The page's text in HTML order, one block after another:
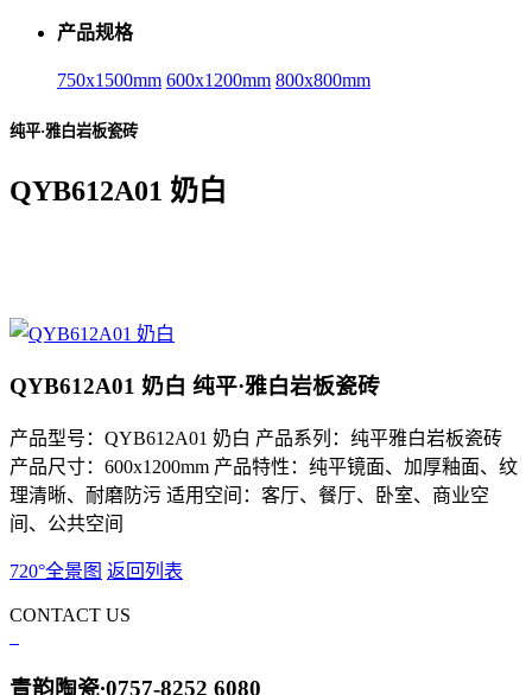
产品规格
750x1500mm 600x1200mm 800x800mm
纯平·雅白岩板瓷砖
QYB612A01 奶白
QYB612A01 奶白 纯平·雅白岩板瓷砖
产品型号：QYB612A01 奶白 产品系列：纯平雅白岩板瓷砖
产品尺寸：600x1200mm 产品特性：纯平镜面、加厚釉面、纹
理清晰、耐磨防污 适用空间：客厅、餐厅、卧室、商业空
间、公共空间
720°全景图 返回列表
CONTACT US
青韵陶瓷·0757-8252 6080